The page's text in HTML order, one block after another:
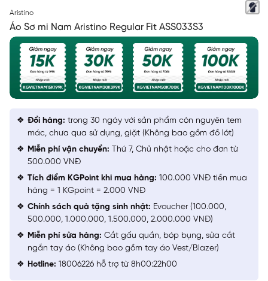
Aristino
Áo Sơ mi Nam Aristino Regular Fit ASS033S3
Đổi hàng: trong 30 ngày với sản phẩm còn nguyên tem
mác, chưa qua sử dụng, giặt (Không bao gồm đồ lót)
Miễn phí vận chuyển: Thứ 7, Chủ nhật hoặc cho đơn từ
500.000 VNĐ
Tích điểm KGPoint khi mua hàng: 100.000 VNĐ tiền mua
hàng = 1 KGpoint = 2.000 VNĐ
Chính sách quà tặng sinh nhật: Evoucher (100.000,
500.000, 1.000.000, 1.500.000, 2.000.000 VNĐ)
Miễn phí sửa hàng: Cắt gấu quần, bóp bụng, sửa cắt
ngắn tay áo (Không bao gồm tay áo Vest/Blazer)
Hotline: 18006226 hỗ trợ từ 8h00:22h00